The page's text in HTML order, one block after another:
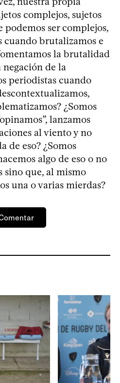
complejos, sujetos
ser complejos,
cuando brutalizamos e
la brutalidad
de la
periodistas cuando
¿Somos
lanzamos
al viento y no
de eso? ¿Somos
algo de eso o no
sino que, al mismo
una o varias mierdas?